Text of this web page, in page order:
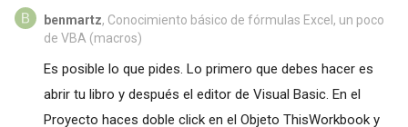
benmartz, Conocimiento básico de fórmulas Excel, un poco
de VBA (macros)
Es posible lo que pides. Lo primero que debes hacer es
abrir tu libro y después el editor de Visual Basic. En el
Proyecto haces doble click en el Objeto ThisWorkbook y